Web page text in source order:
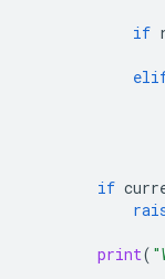
if
if
print(